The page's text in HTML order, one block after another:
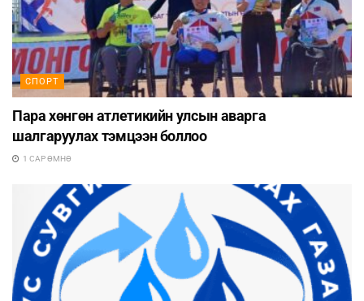
СПОРТ
Пара хөнгөн атлетикийн улсын аварга
шалгаруулах тэмцээн боллоо
1 САР ӨМНӨ